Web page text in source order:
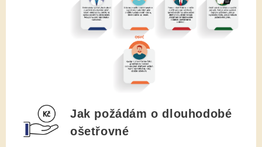
Jak požádám o dlouhodobé
ošetřovné